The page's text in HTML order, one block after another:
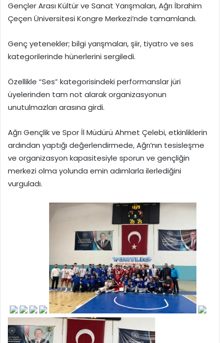
Gençler Arası Kültür ve Sanat Yarışmaları, Ağrı İbrahim
Çeçen Üniversitesi Kongre Merkezi’nde tamamlandı.
Genç yetenekler; bilgi yarışmaları, şiir, tiyatro ve ses
kategorilerinde hünerlerini sergiledi.
Özellikle “Ses” kategorisindeki performanslar jüri
üyelerinden tam not alarak organizasyonun
unutulmazları arasına girdi.
Ağrı Gençlik ve Spor İl Müdürü Ahmet Çelebi, etkinliklerin
ardından yaptığı değerlendirmede, Ağrı’nın tesisleşme
ve organizasyon kapasitesiyle sporun ve gençliğin
merkezi olma yolunda emin adımlarla ilerlediğini
vurguladı.